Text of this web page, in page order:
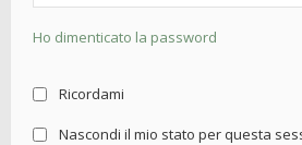
Ho dimenticato la password
Ricordami
Nascondi il mio stato per questa